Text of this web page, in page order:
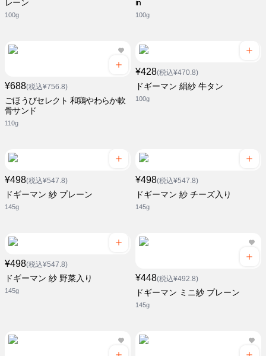
レーン
100g
in
100g
¥688(税込¥756.8)
ごほうびセレクト 和鶏やわらか軟
骨サンド
110g
¥428(税込¥470.8)
ドギーマン 絹紗 牛タン
100g
¥498(税込¥547.8)
ドギーマン 紗 プレーン
145g
¥498(税込¥547.8)
ドギーマン 紗 チーズ入り
145g
¥498(税込¥547.8)
ドギーマン 紗 野菜入り
145g
¥448(税込¥492.8)
ドギーマン ミニ紗 プレーン
145g